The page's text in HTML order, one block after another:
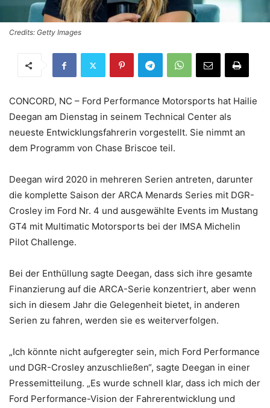
Credits: Getty Images
CONCORD, NC – Ford Performance Motorsports hat Hailie
Deegan am Dienstag in seinem Technical Center als
neueste Entwicklungsfahrerin vorgestellt. Sie nimmt an
dem Programm von Chase Briscoe teil.
Deegan wird 2020 in mehreren Serien antreten, darunter
die komplette Saison der ARCA Menards Series mit DGR-
Crosley im Ford Nr. 4 und ausgewählte Events im Mustang
GT4 mit Multimatic Motorsports bei der IMSA Michelin
Pilot Challenge.
Bei der Enthüllung sagte Deegan, dass sich ihre gesamte
Finanzierung auf die ARCA-Serie konzentriert, aber wenn
sich in diesem Jahr die Gelegenheit bietet, in anderen
Serien zu fahren, werden sie es weiterverfolgen.
„Ich könnte nicht aufgeregter sein, mich Ford Performance
und DGR-Crosley anzuschließen“, sagte Deegan in einer
Pressemitteilung. „Es wurde schnell klar, dass ich mich der
Ford Performance-Vision der Fahrerentwicklung und